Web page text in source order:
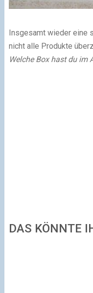
Insgesamt wieder eine
nicht alle Produkte
Welche Box hast du im
DAS KÖNNTE